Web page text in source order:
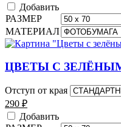
Добавить
РАЗМЕР
МАТЕРИАЛ
ЦВЕТЫ С
Отступ от края
290 ₽
Добавить